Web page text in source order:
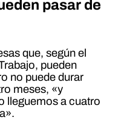
pasar de
que, según el
pueden
no puede durar
meses, «y
lleguemos a cuatro